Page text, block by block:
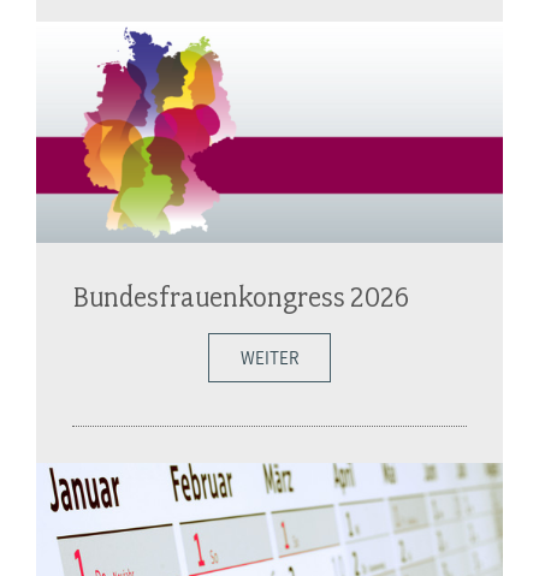
Bundesfrauenkongress 2026
WEITER